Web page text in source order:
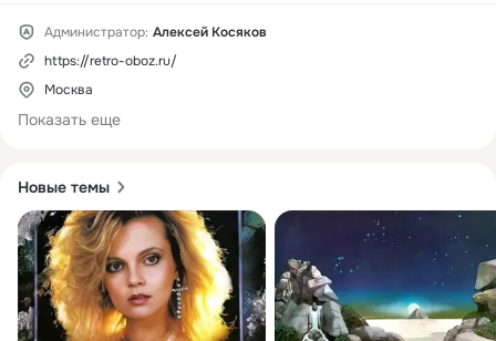
Новые темы
Администратор: Алексей Косяков
https://retro-oboz.ru/
Москва
Показать еще